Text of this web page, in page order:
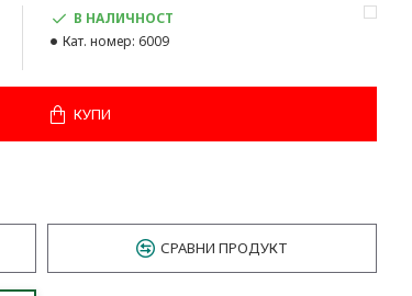
В НАЛИЧНОСТ
Кат. номер: 6009
КУПИ
СРАВНИ ПРОДУКТ